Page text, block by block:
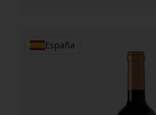
España